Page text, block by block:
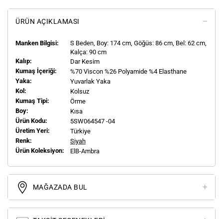
ÜRÜN AÇIKLAMASI
Manken Bilgisi: S Beden, Boy: 174 cm, Göğüs: 86 cm, Bel: 62 cm,
Kalça: 90 cm
Kalıp:
Dar Kesim
Kumaş İçeriği:
%70 Viscon %26 Polyamide %4 Elasthane
Yaka:
Yuvarlak Yaka
Kol:
Kolsuz
Kumaş Tipi:
Örme
Boy:
Kısa
Ürün Kodu:
5SW064547 -04
Üretim Yeri:
Türkiye
Renk:
Siyah
Ürün Koleksiyon:
ElB-Ambra
MAĞAZADA BUL